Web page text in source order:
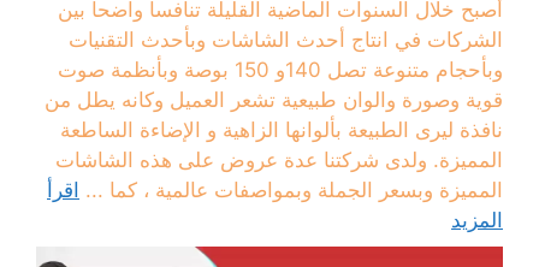
أصبح خلال السنوات الماضية القليلة تنافسا واضحا بين
الشركات في انتاج أحدث الشاشات وبأحدث التقنيات
وبأحجام متنوعة تصل 140و 150 بوصة وبأنظمة صوت
قوية وصورة والوان طبيعية تشعر العميل وكانه يطل من
نافذة ليرى الطبيعة بألوانها الزاهية و الإضاءة الساطعة
المميزة. ولدى شركتنا عدة عروض على هذه الشاشات
المميزة وبسعر الجملة وبمواصفات عالمية ، كما ... اقرأ
المزيد